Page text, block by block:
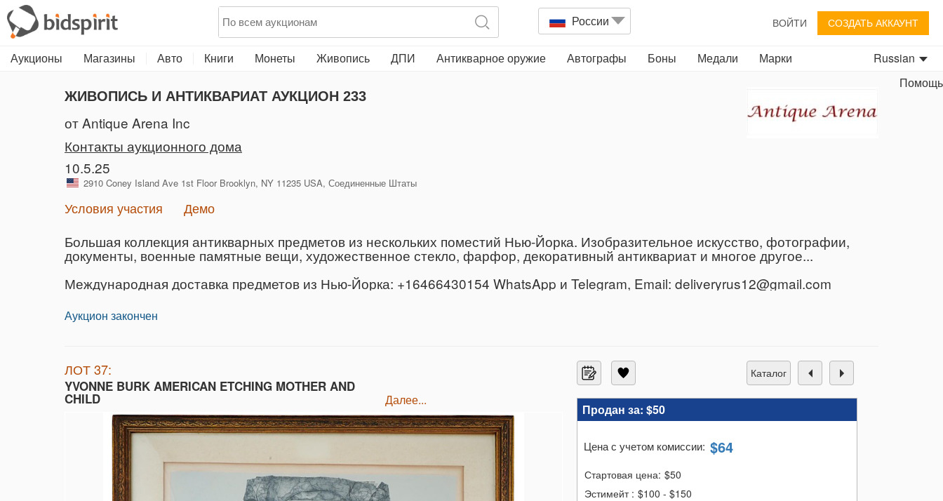
России ВОЙТИ СОЗДАТЬ АККАУНТ
Аукционы Магазины Авто Книги Монеты Живопись ДПИ Антикварное оружие Автографы Боны Медали Марки
Russian
Помощь
ЖИВОПИСЬ И АНТИКВАРИАТ АУКЦИОН 233
от Antique Arena Inc
Контакты аукционного дома
10.5.25
2910 Coney Island Ave 1st Floor Brooklyn, NY 11235 USA, Соединенные Штаты
Условия участия Демо
Большая коллекция антикварных предметов из нескольких поместий Нью-Йорка. Изобразительное искусство, фотографии,
документы, военные памятные вещи, художественное стекло, фарфор, декоративный антиквариат и многое другое...
Международная доставка предметов из Нью-Йорка: +16466430154 WhatsApp и Telegram, Email: deliveryrus12@gmail.com
Аукцион закончен
ЛОТ 37:
YVONNE BURK AMERICAN ETCHING MOTHER AND
CHILD далее...
каталог
Продан за: $50
Цена с учетом комиссии: $64
Стартовая цена: $50
Эстимейт : $100 - $150